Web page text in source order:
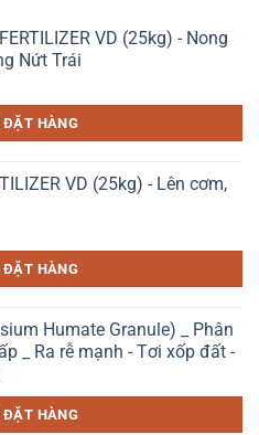
VD (25kg) - Nong
Nứt Trái
ĐẶT HÀNG
VD (25kg) - Lên cơm,
ĐẶT HÀNG
Humate Granule) _ Phân
_ Ra rễ mạnh - Tơi xốp đất -
ĐẶT HÀNG